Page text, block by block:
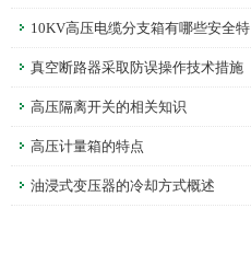
说明10KV高压电缆分支箱有哪些安全特
性？真空断路器采取防误操作技术措施
高压隔离开关的相关知识
高压计量箱的特点
油浸式变压器的冷却方式概述